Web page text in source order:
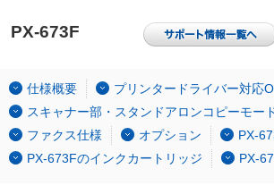
PX-673F
仕様概要 プリンタードライバー対応
スキャナー部・スタンドアロンコピーモー
ファクス仕様
オプション
PX-
PX-673Fのインクカートリッジ
PX-